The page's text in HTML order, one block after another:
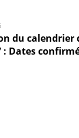
du calendrier
: Dates